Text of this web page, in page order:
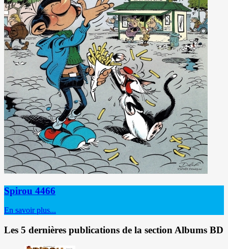
Spirou 4466
En savoir plus...
Les 5 dernières publications de la section Albums BD